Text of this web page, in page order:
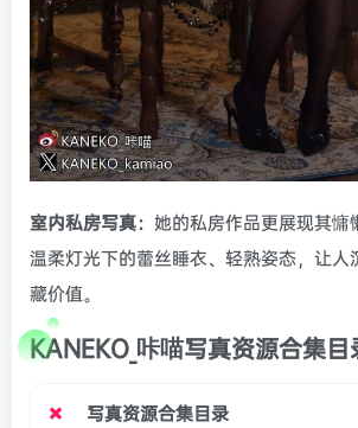
室内私房写真： 她的私房作品更展现其慵
温柔灯光下的蕾丝睡衣、轻熟姿态，让人
藏价值。
KANEKO_咔喵写真资源合集目
写真资源合集目录